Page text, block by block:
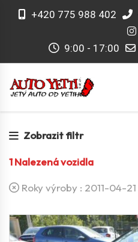
+420 775 988 402
9:00 - 17:00
Zobrazit filtr
1Nalezená vozidla
Roky výroby : 2011-04-21